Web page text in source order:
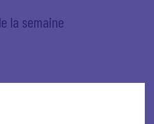
la semaine